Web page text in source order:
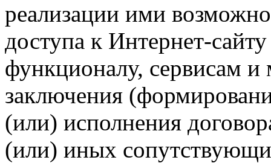
реализации ими
доступа к Интернет-
функционалу, сервисам и
заключения
(или) исполнения
(или) иных